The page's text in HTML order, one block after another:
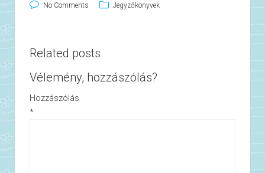
No Comments Jegyzőkönyvek
Related posts
Vélemény, hozzászólás?
Hozzászólás
*